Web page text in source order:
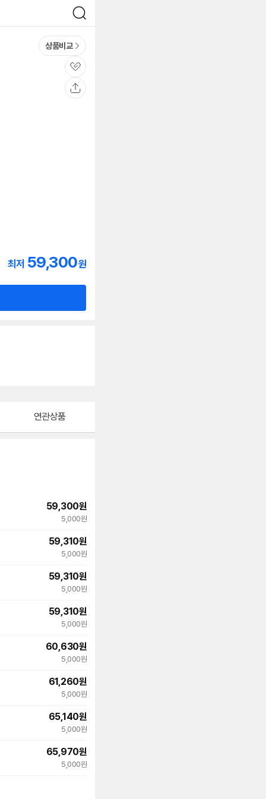
검
색
상품비교
관
심
최저 59,300원
연관상품
59,300원
5,000원
59,310원
5,000원
59,310원
5,000원
59,310원
5,000원
60,630원
5,000원
61,260원
5,000원
65,140원
5,000원
65,970원
5,000원